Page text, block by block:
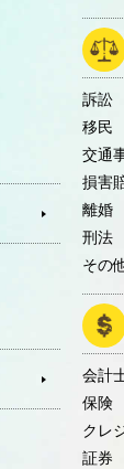
訴訟
移民
交通
損害
離婚
刑法
その
会計
保険
クレ
証券